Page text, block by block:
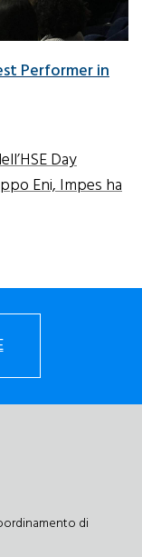
Performer in
Day
Eni, Impes ha
di